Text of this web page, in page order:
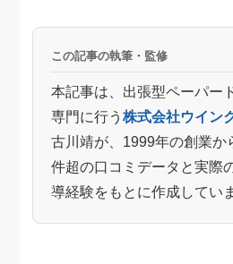
この記事の執筆・監修
本記事は、出張型ペーパー
専門に行う株式会社ウイン
古川靖が、1999年の創業か
件超の口コミデータと実際
導経験をもとに作成してい